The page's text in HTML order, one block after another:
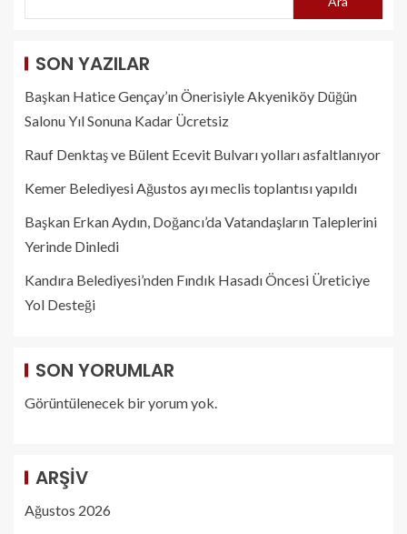
SON YAZILAR
Başkan Hatice Gençay’ın Önerisiyle Akyeniköy Düğün
Salonu Yıl Sonuna Kadar Ücretsiz
Rauf Denktaş ve Bülent Ecevit Bulvarı yolları asfaltlanıyor
Kemer Belediyesi Ağustos ayı meclis toplantısı yapıldı
Başkan Erkan Aydın, Doğancı’da Vatandaşların Taleplerini
Yerinde Dinledi
Kandıra Belediyesi’nden Fındık Hasadı Öncesi Üreticiye
Yol Desteği
SON YORUMLAR
Görüntülenecek bir yorum yok.
ARŞIV
Ağustos 2026